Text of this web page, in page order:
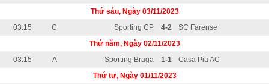
Thứ sáu, Ngày 03/11/2023
03:15
C Sporting CP 4-2
SC Farense
Thứ năm, Ngày 02/11/2023
03:15
A Sporting Braga 1-1
Casa Pia AC
Thứ tư, Ngày 01/11/2023